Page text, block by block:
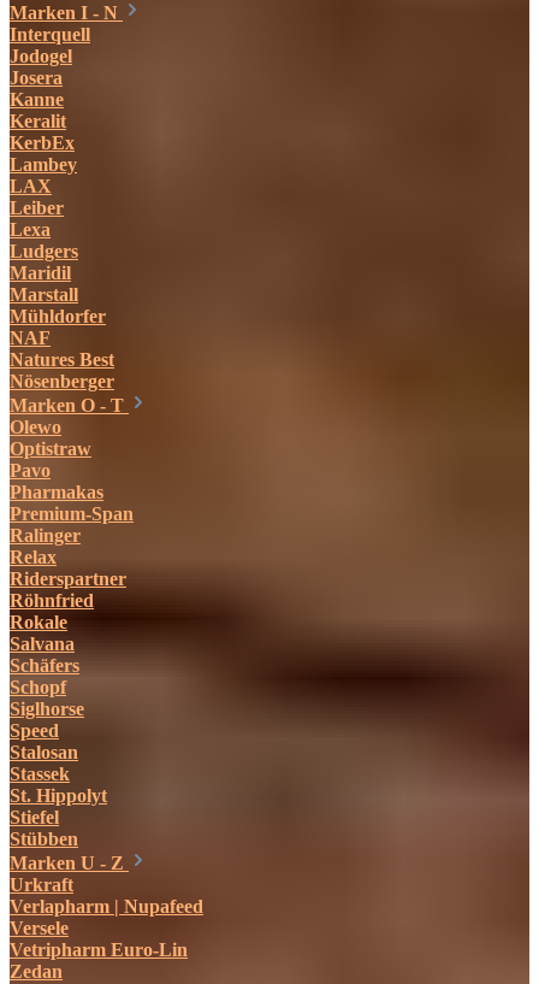
Marken I - N
Interquell
Jodogel
Josera
Kanne
Keralit
KerbEx
Lambey
LAX
Leiber
Lexa
Ludgers
Maridil
Marstall
Mühldorfer
NAF
Natures Best
Nösenberger
Marken O - T
Olewo
Optistraw
Pavo
Pharmakas
Premium-Span
Ralinger
Relax
Riderspartner
Röhnfried
Rokale
Salvana
Schäfers
Schopf
Siglhorse
Speed
Stalosan
Stassek
St. Hippolyt
Stiefel
Stübben
Marken U - Z
Urkraft
Verlapharm | Nupafeed
Versele
Vetripharm Euro-Lin
Zedan